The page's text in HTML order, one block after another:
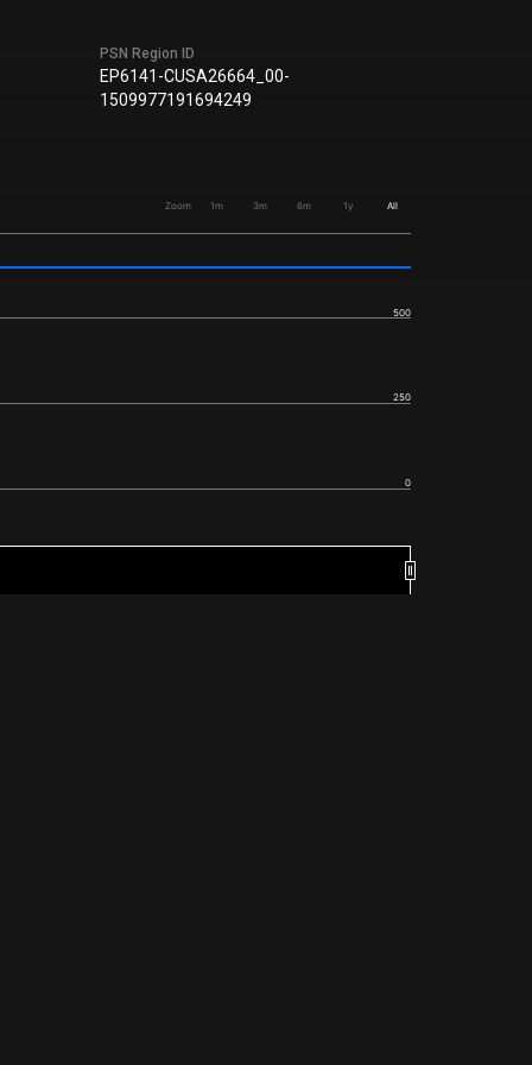
PSN Region ID
EP6141-CUSA26664_00-
1509977191694249
Zoom 1m 3m 6m 1y All
0
250
500